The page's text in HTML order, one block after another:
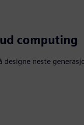
computing
neste